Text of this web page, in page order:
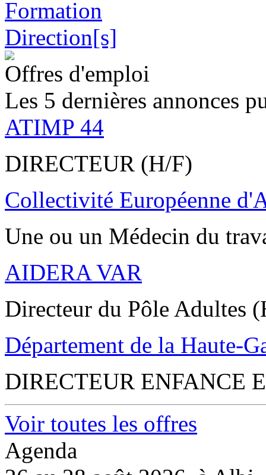
Offres d'emploi
Les 5 dernières annonces
ATIMP 44
DIRECTEUR (H/F)
Collectivité Européenne
Une ou un Médecin du
AIDERA VAR
Directeur du Pôle Adultes
Département de la Haute-
DIRECTEUR ENFANCE
Voir toutes les offres
Agenda